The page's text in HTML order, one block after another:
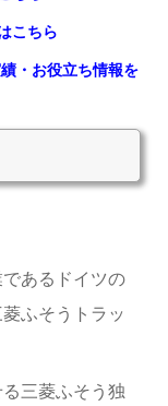
こちら
・お役立ち情報を
あるドイツの
ふそうトラッ
三菱ふそう独